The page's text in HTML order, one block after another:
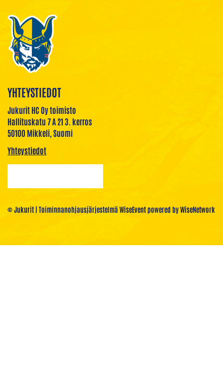
YHTEYSTIEDOT
Jukurit HC Oy toimisto
Hallituskatu 7 A 21 3. kerros
50100 Mikkeli, Suomi
Yhteystiedot
© Jukurit | Toiminnanohjausjärjestelmä WiseEventpowered byWiseNetwork